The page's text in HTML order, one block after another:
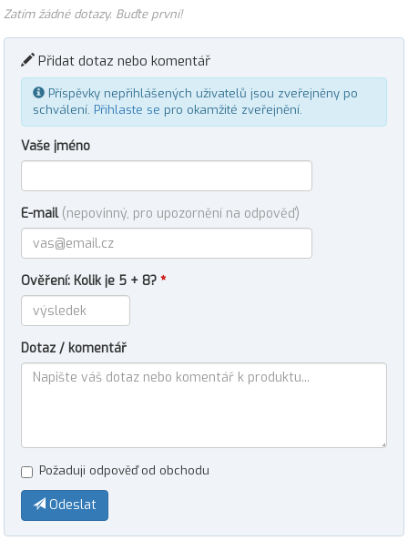
Zatím žádné dotazy. Buďte první!
Přidat dotaz nebo komentář
Příspěvky nepřihlášených uživatelů jsou zveřejněny po
schválení. Přihlaste se pro okamžité zveřejnění.
Vaše jméno
E-mail (nepovinný, pro upozornění na odpověď)
Ověření: Kolik je 5 + 8? *
Dotaz / komentář
Požaduji odpověď od obchodu
Odeslat